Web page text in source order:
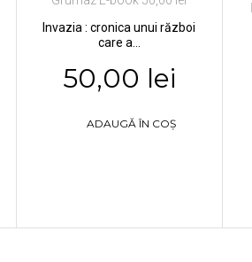
Invazia : cronica unui război
care a...
50,00 lei
ADAUGĂ ÎN COȘ